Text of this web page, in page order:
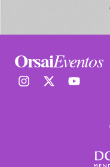
OrsaiEventos